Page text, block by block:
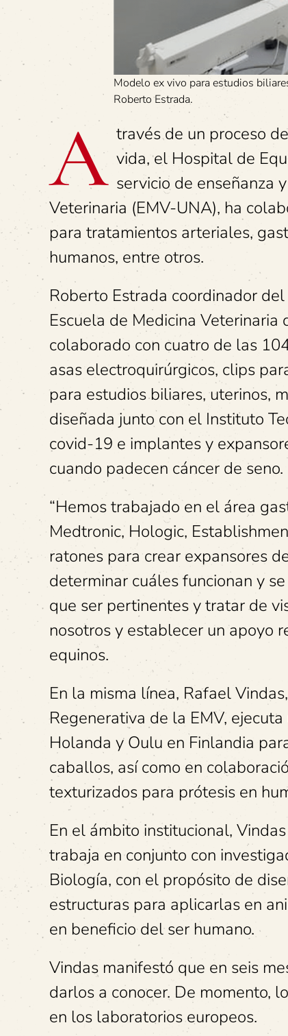
Modelo ex vivo para estudios
Roberto Estrada.
A través de un proceso
vida, el Hospital de
servicio de enseñanza
Veterinaria (EMV-UNA), ha
para tratamientos arteriales,
humanos, entre otros.
Roberto Estrada coordinador
Escuela de Medicina
colaborado con cuatro de las
asas electroquirúrgicos, clips
para estudios biliares, uterinos,
diseñada junto con el Instituto
covid-19 e implantes y
cuando padecen cáncer de seno.
“Hemos trabajado en el área
Medtronic, Hologic,
ratones para crear expansores
determinar cuáles funcionan y
que ser pertinentes y tratar de
nosotros y establecer un apoyo
equinos.
En la misma línea, Rafael
Regenerativa de la EMV,
Holanda y Oulu en Finlandia
caballos, así como en
texturizados para prótesis en
En el ámbito institucional,
trabaja en conjunto con
Biología, con el propósito de
estructuras para aplicarlas en
en beneficio del ser humano.
Vindas manifestó que en seis
darlos a conocer. De momento,
en los laboratorios europeos.